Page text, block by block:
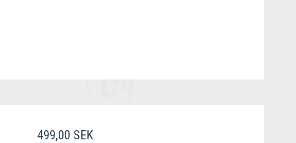
499,00 SEK